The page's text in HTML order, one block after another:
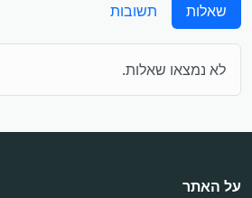
שאלות תשובות
לא נמצאו שאלות.
על האתר